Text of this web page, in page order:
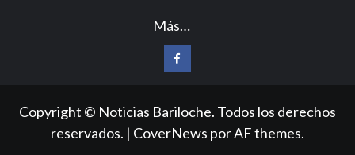
Más…
Facebook
Copyright © Noticias Bariloche. Todos los derechos
reservados. | CoverNews por AF themes.